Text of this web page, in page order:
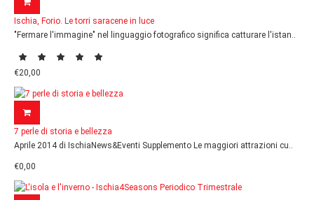
Ischia, Forio. Le torri saracene in luce
"Fermare l'immagine" nel linguaggio fotografico significa catturare l'istan..
€20,00
7 perle di storia e bellezza
Aprile 2014 di IschiaNews&Eventi Supplemento Le maggiori attrazioni cu..
€0,00